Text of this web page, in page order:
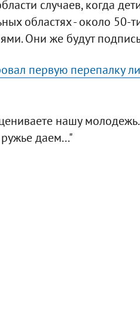
случаев, когда
областях - около 50-
Они же будут
первую перепалку
нашу
даем..."